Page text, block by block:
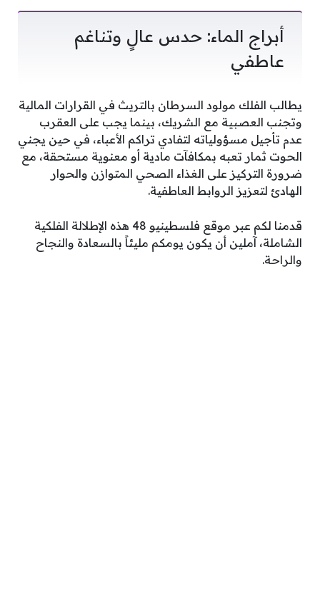
أبراج الماء: حدس عالٍ وتناغم
عاطفي
يطالب الفلك مولود السرطان بالتريث في القرارات المالية
وتجنب العصبية مع الشريك، بينما يجب على العقرب
عدم تأجيل مسؤولياته لتفادي تراكم الأعباء، في حين يجني
الحوت ثمار تعبه بمكافآت مادية أو معنوية مستحقة، مع
ضرورة التركيز على الغذاء الصحي المتوازن والحوار
الهادئ لتعزيز الروابط العاطفية.
قدمنا لكم عبر موقع فلسطينيو 48 هذه الإطلالة الفلكية
الشاملة، آملين أن يكون يومكم مليئاً بالسعادة والنجاح
والراحة.